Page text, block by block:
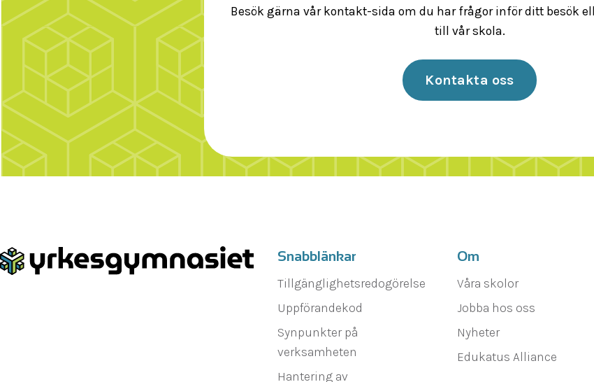
Besök gärna vår kontakt-sida om du har frågor inför ditt besök
till vår skola.
Kontakta oss
Snabblänkar
Tillgänglighetsredogörelse
Uppförandekod
Synpunkter på
verksamheten
Hantering av
Om
Våra skolor
Jobba hos oss
Nyheter
Edukatus Alliance